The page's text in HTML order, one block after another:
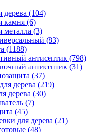
дерева (104)
камня (6)
металла (3)
(83)
(1188)
антисептик (798)
антисептик (31)
(37)
дерева (219)
дерева (30)
(7)
(45)
для дерева (21)
(48)